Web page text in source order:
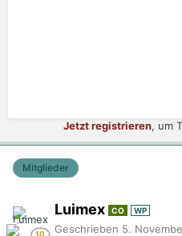
Jetzt registrieren, um
Mitglieder
Luimex CO WP
Geschrieben 5.